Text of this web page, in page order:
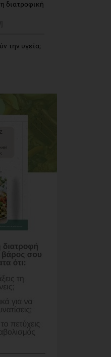
διατροφική
την υγεία;